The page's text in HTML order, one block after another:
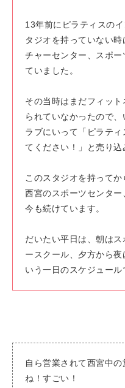
13年前にピラティスの
タジオを持っていない
チャーセンター、スポ
ていました。
その当時はまだフィッ
られていなかったので
ラブにいって「ピラテ
てください！」と売り込
このスタジオを持ってか
西宮のスポーツセンタ
今も続けています。
だいたい平日は、朝は
ースクール、夕方から
いう一日のスケジュール
自ら営業されて西宮中
ね！すごい！